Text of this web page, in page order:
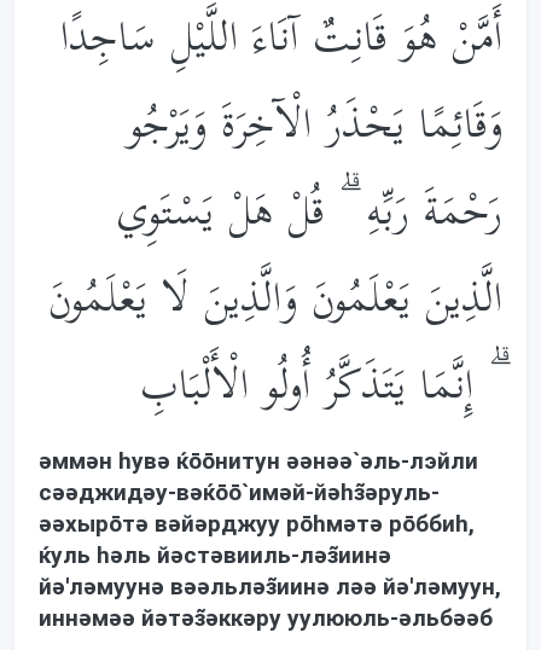
أَمَّنْ هُوَ قَانِتٌ آنَاءَ اللَّيْلِ سَاجِدًا
وَقَائِمًا يَحْذَرُ الْآخِرَةَ وَيَرْجُو
رَحْمَةَ رَبِّهِ ۗ قُلْ هَلْ يَسْتَوِي
الَّذِينَ يَعْلَمُونَ وَالَّذِينَ لَا يَعْلَمُونَ
ۗ إِنَّمَا يَتَذَكَّرُ أُولُو الْأَلْبَابِ
əммəн hувə ќōōнитун əəнəə`əль-лэйли
сəəджидəу-вəќōō`имəй-йəhз̃əруль-
əəхырōтə вəйəрджуу рōhмəтə рōббиh,
ќуль həль йəстəвииль-лəз̃иинə
йə'лəмуунə вəəльлəз̃иинə лəə йə'лəмуун,
иннəмəə йəтəз̃əккəру уулююль-əльбəəб